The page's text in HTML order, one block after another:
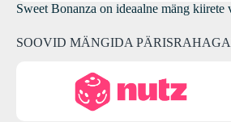
Sweet Bonanza on ideaalne mäng kiirete
SOOVID MÄNGIDA